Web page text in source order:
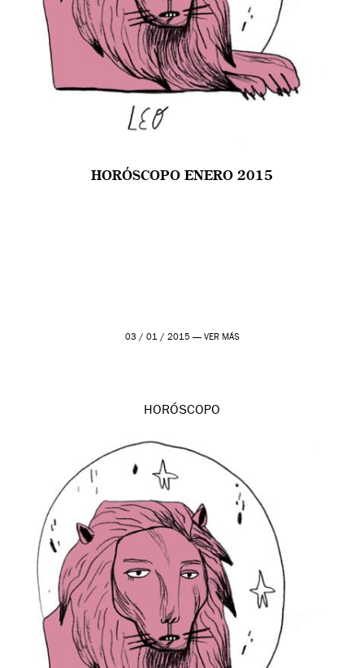
HORÓSCOPO ENERO 2015
03 / 01 / 2015 — VER MÁS
HORÓSCOPO